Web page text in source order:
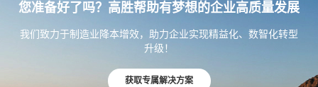
您准备好了吗？高胜帮助有梦想的企业高质量发展
我们致力于制造业降本增效，助力企业实现精益化、数智化转型
升级！
获取专属解决方案